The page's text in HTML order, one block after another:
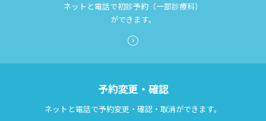
ネットと電話で初診予約（一部診療科）
ができます。
予約変更・確認
ネットと電話で予約変更・確認・取消ができます。